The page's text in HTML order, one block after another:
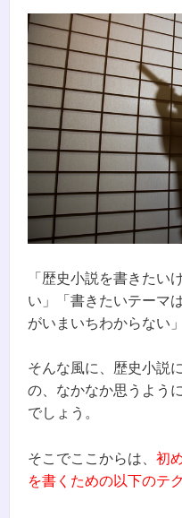
「歴史小説を書きたい
い」「書きたいテーマ
がいまいちわからない」
そんな風に、歴史小説
の、なかなか思うよう
でしょう。
そこでここからは、 初
を書くための以下のテ